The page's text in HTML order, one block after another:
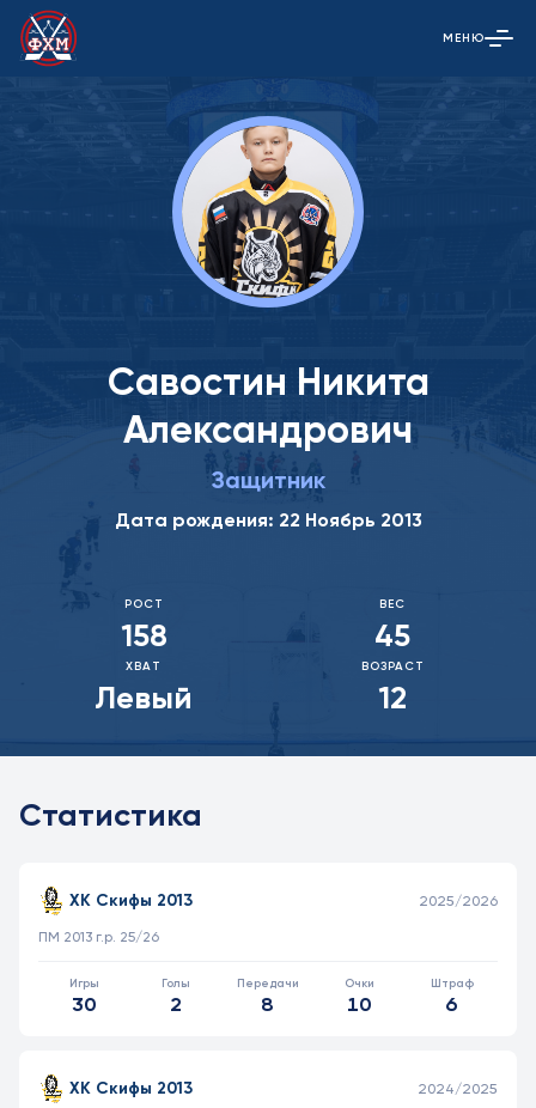
Открыть
МЕНЮ
Савостин Никита
Александрович
Защитник
Дата рождения: 22 Ноябрь 2013
РОСТ
158
ВЕС
45
ХВАТ
Левый
ВОЗРАСТ
12
Статистика
ХК Скифы 2013 2025/2026
ПМ 2013 г.р. 25/26
30 2 8 10 6
ХК Скифы 2013 2024/2025